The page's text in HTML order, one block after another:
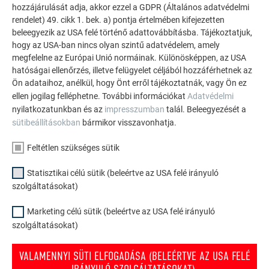
A PREFA referencia galéria bemutatja, milyen
sokoldalúan felhasználható az alumínium. Fedezzen fel
további lenyűgöző projekteket a tartós PREFA
alumínium megoldásokkal tetőkhöz, napelemekhez és
homlokzatokhoz.
TEKINTSE MEG TOVÁBBI REFERENCIÁINKAT
hozzájárulását adja, akkor ezzel a GDPR (Általános adatvédelmi
rendelet) 49. cikk 1. bek. a) pontja értelmében kifejezetten
beleegyezik az USA felé történő adattovábbításba. Tájékoztatjuk,
hogy az USA-ban nincs olyan szintű adatvédelem, amely
megfelelne az Európai Unió normáinak. Különösképpen, az USA
hatóságai ellenőrzés, illetve felügyelet céljából hozzáférhetnek az
Ön adataihoz, anélkül, hogy Önt erről tájékoztatnák, vagy Ön ez
ellen jogilag felléphetne. További információkat Adatvédelmi
nyilatkozatunkban és az impresszumban talál. Beleegyezését a
sütibeállításokban bármikor visszavonhatja.
Feltétlen szükséges sütik
Statisztikai célú sütik (beleértve az USA felé irányuló
szolgáltatásokat)
Marketing célú sütik (beleértve az USA felé irányuló
szolgáltatásokat)
VALAMENNYI SÜTI ELFOGADÁSA (BELEÉRTVE AZ USA FELÉ